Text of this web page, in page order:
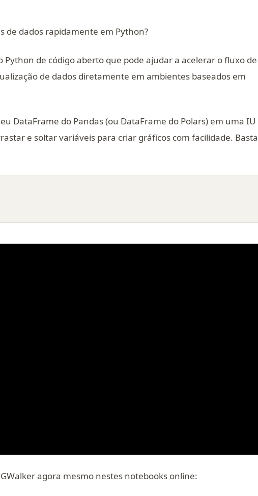
de dados rapidamente em Python?
de código aberto que pode ajudar a acelerar o fluxo de
de dados diretamente em ambientes baseados em
tab)
DataFrame do Pandas (ou DataFrame do Polars) em uma IU
e soltar variáveis para criar gráficos com facilidade. Basta
agora mesmo nestes notebooks online: